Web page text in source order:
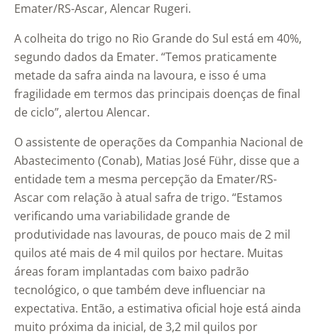
Emater/RS-Ascar, Alencar Rugeri.
A colheita do trigo no Rio Grande do Sul está em 40%,
segundo dados da Emater. “Temos praticamente
metade da safra ainda na lavoura, e isso é uma
fragilidade em termos das principais doenças de final
de ciclo”, alertou Alencar.
O assistente de operações da Companhia Nacional de
Abastecimento (Conab), Matias José Führ, disse que a
entidade tem a mesma percepção da Emater/RS-
Ascar com relação à atual safra de trigo. “Estamos
verificando uma variabilidade grande de
produtividade nas lavouras, de pouco mais de 2 mil
quilos até mais de 4 mil quilos por hectare. Muitas
áreas foram implantadas com baixo padrão
tecnológico, o que também deve influenciar na
expectativa. Então, a estimativa oficial hoje está ainda
muito próxima da inicial, de 3,2 mil quilos por